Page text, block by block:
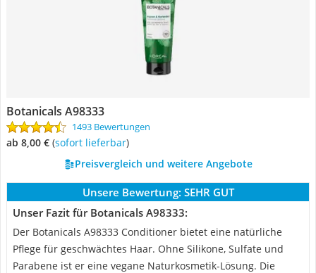
Botanicals A98333
1493 Bewertungen
ab 8,00 € ( Sofort lieferbar)
Preisvergleich und weitere Angebote
Unsere Bewertung: SEHR GUT
Unser Fazit für Botanicals A98333:
Der Botanicals A98333 Conditioner bietet eine natürliche
Pflege für geschwächtes Haar. Ohne Silikone, Sulfate und
Parabene ist er eine vegane Naturkosmetik-Lösung. Die